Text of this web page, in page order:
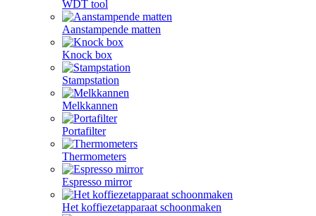
WDT tool
Aanstampende matten
Knock box
Stampstation
Melkkannen
Portafilter
Thermometers
Espresso mirror
Het koffiezetapparaat schoonmaken